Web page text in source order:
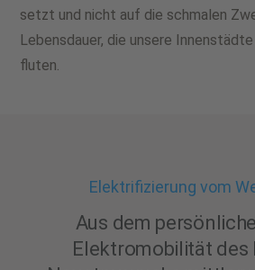
setzt und nicht auf die schmalen
Lebensdauer, die unsere
fluten.
Elektrifizierung vom
Aus dem
Elektromobilität des